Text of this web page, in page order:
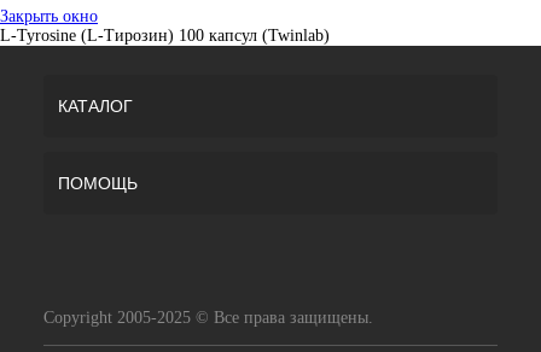
Закрыть окно
L-Tyrosine (L-Тирозин) 100 капсул (Twinlab)
КАТАЛОГ
ПОМОЩЬ
Copyright 2005-2025 © Все права защищены.